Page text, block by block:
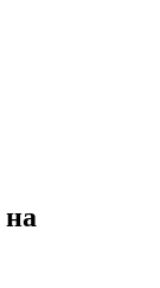
на